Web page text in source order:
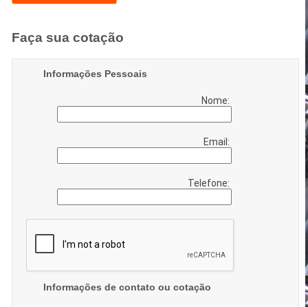
Faça sua cotação
Informações Pessoais
Nome:
Email:
Telefone:
Informações de contato ou cotação